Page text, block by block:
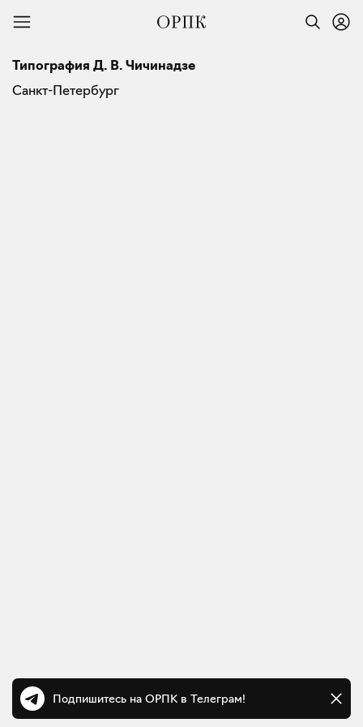
Типография Д. В. Чичинадзе
Санкт-Петербург
Подпишитесь на ОРПК в Телеграм!